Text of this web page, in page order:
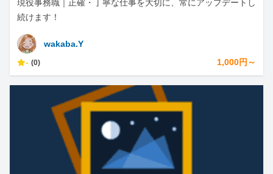
現役事務職｜正確・丁寧な仕事を大切に、常にアップデートし
続けます！
wakaba.Y
- (0) 1,000円～